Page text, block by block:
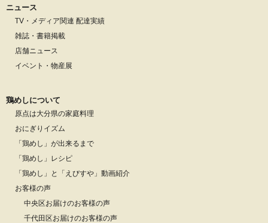
ニュース
TV・メディア関連 配達実績
雑誌・書籍掲載
店舗ニュース
イベント・物産展
鶏めしについて
原点は大分県の家庭料理
おにぎりイズム
「鶏めし」が出来るまで
「鶏めし」レシピ
「鶏めし」と「えびすや」動画紹介
お客様の声
中央区お届けのお客様の声
千代田区お届けのお客様の声